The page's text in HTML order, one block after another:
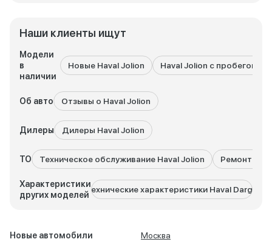
Наши клиенты ищут
Модели
в
наличии
Новые Haval Jolion Haval Jolion с пробегом
Об авто Отзывы о Haval Jolion
Дилеры Дилеры Haval Jolion
ТО Техническое обслуживание Haval Jolion Ремонт
Характеристики
других моделей
Технические характеристики Haval Dargo
Новые автомобили
Москва